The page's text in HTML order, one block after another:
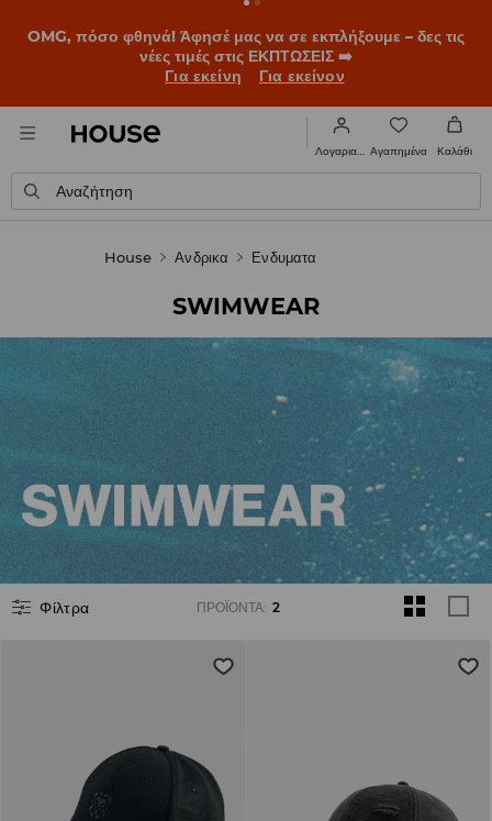
OMG, πόσο φθηνά! Άφησέ μας να σε εκπλήξουμε – δες τις
νέες τιμές στις ΕΚΠΤΩΣΕΙΣ ➡️
Για εκείνη
Για εκείνον
Λογαριασμός Αγαπημένα Καλάθι
Αναζήτηση
House Ανδρικα Ενδυματα
SWIMWEAR
Φίλτρα ΠΡΟΪΌΝΤΑ: 2